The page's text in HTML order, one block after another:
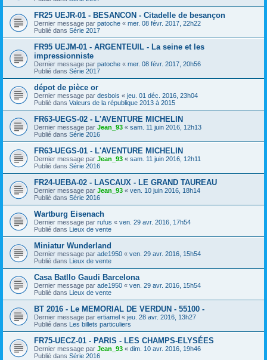
FR25 UEJR-01 - BESANCON - Citadelle de besançon
Dernier message par patoche « mer. 08 févr. 2017, 22h22
Publié dans Série 2017
FR95 UEJM-01 - ARGENTEUIL - La seine et les
impressionniste
Dernier message par patoche « mer. 08 févr. 2017, 20h56
Publié dans Série 2017
dépot de pièce or
Dernier message par desbois « jeu. 01 déc. 2016, 23h04
Publié dans Valeurs de la république 2013 à 2015
FR63-UEGS-02 - L'AVENTURE MICHELIN
Dernier message par Jean_93 « sam. 11 juin 2016, 12h13
Publié dans Série 2016
FR63-UEGS-01 - L'AVENTURE MICHELIN
Dernier message par Jean_93 « sam. 11 juin 2016, 12h11
Publié dans Série 2016
FR24-UEBA-02 - LASCAUX - LE GRAND TAUREAU
Dernier message par Jean_93 « ven. 10 juin 2016, 18h14
Publié dans Série 2016
Wartburg Eisenach
Dernier message par rufus « ven. 29 avr. 2016, 17h54
Publié dans Lieux de vente
Miniatur Wunderland
Dernier message par ade1950 « ven. 29 avr. 2016, 15h54
Publié dans Lieux de vente
Casa Batllo Gaudi Barcelona
Dernier message par ade1950 « ven. 29 avr. 2016, 15h54
Publié dans Lieux de vente
BT 2016 - Le MEMORIAL DE VERDUN - 55100 -
Dernier message par ertiamel « jeu. 28 avr. 2016, 13h27
Publié dans Les billets particuliers
FR75-UECZ-01 - PARIS - LES CHAMPS-ELYSÉES
Dernier message par Jean_93 « dim. 10 avr. 2016, 19h46
Publié dans Série 2016